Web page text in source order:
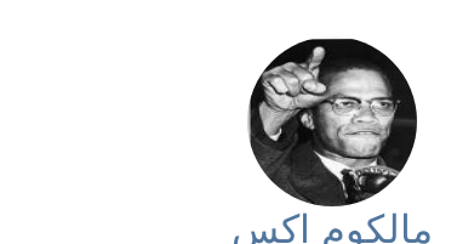
مالكوم إكس